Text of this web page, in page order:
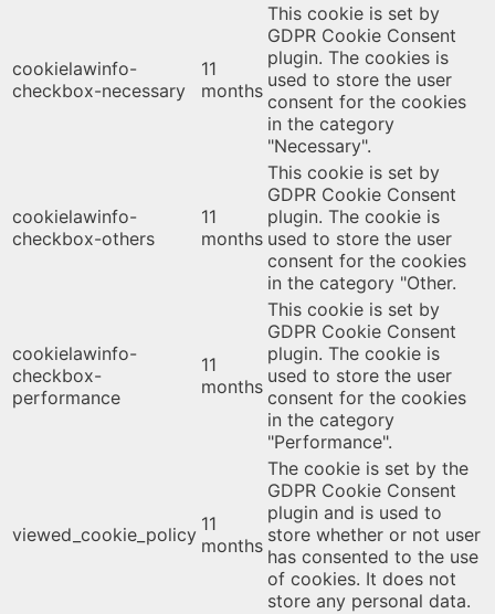
cookielawinfo-
checkbox-necessary
11
months
This cookie is set by
GDPR Cookie Consent
plugin. The cookies is
used to store the user
consent for the cookies
in the category
"Necessary".
cookielawinfo-
checkbox-others
11
months
This cookie is set by
GDPR Cookie Consent
plugin. The cookie is
used to store the user
consent for the cookies
in the category "Other.
cookielawinfo-
checkbox-
performance
11
months
This cookie is set by
GDPR Cookie Consent
plugin. The cookie is
used to store the user
consent for the cookies
in the category
"Performance".
viewed_cookie_policy 11
months
The cookie is set by the
GDPR Cookie Consent
plugin and is used to
store whether or not user
has consented to the use
of cookies. It does not
store any personal data.